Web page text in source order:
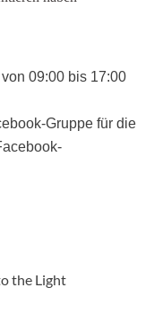
09:00 bis 17:00
Gruppe für die